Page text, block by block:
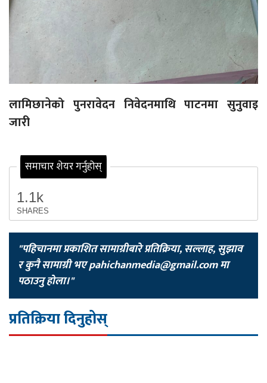
लामिछानेको पुनरावेदन निवेदनमाथि पाटनमा सुनुवाइ
जारी
समाचार शेयर गर्नुहोस्
1.1k
SHARES
"पहिचानमा प्रकाशित सामाग्रीबारे प्रतिक्रिया, सल्लाह, सुझाव
र कुनै सामाग्री भएpahichanmedia@gmail.comमा
पठाउनु होला।"
प्रतिक्रिया दिनुहोस्